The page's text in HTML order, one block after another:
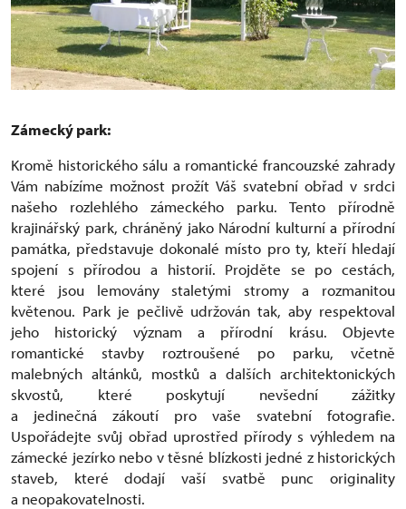
Zámecký park:
Kromě historického sálu a romantické francouzské zahrady
Vám nabízíme možnost prožít Váš svatební obřad v srdci
našeho rozlehlého zámeckého parku. Tento přírodně
krajinářský park, chráněný jako Národní kulturní a přírodní
památka, představuje dokonalé místo pro ty, kteří hledají
spojení s přírodou a historií. Projděte se po cestách,
které jsou lemovány staletými stromy a rozmanitou
květenou. Park je pečlivě udržován tak, aby respektoval
jeho historický význam a přírodní krásu. Objevte
romantické stavby roztroušené po parku, včetně
malebných altánků, mostků a dalších architektonických
skvostů, které poskytují nevšední zážitky
a jedinečná zákoutí pro vaše svatební fotografie.
Uspořádejte svůj obřad uprostřed přírody s výhledem na
zámecké jezírko nebo v těsné blízkosti jedné z historických
staveb, které dodají vaší svatbě punc originality
a neopakovatelnosti.